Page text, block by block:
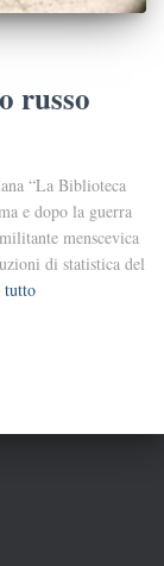
russo
“La Biblioteca
e dopo la guerra
menscevica
di statistica del
tutto